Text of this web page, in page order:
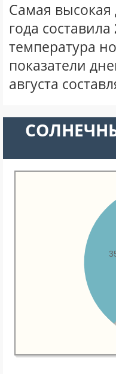
Самая высокая
года составила
температура
показатели
августа